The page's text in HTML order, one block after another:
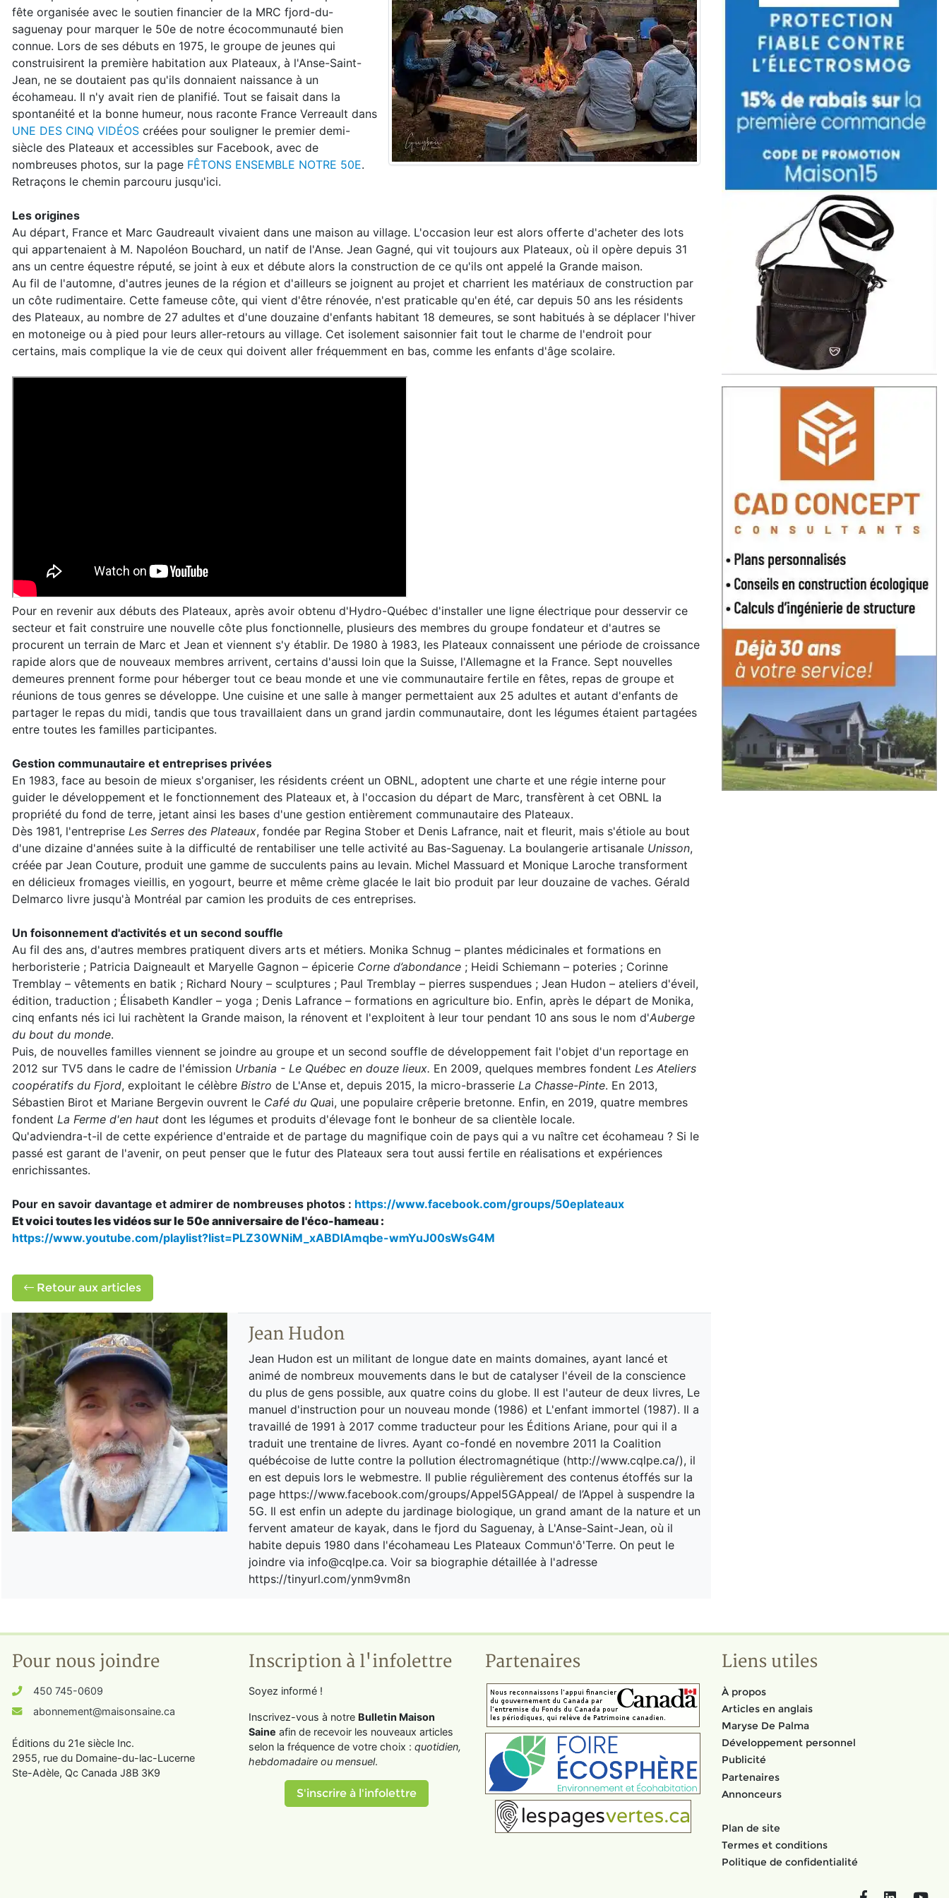
fête organisée avec le soutien financier de la MRC fjord-du-
saguenay pour marquer le 50e de notre écocommunauté bien
connue. Lors de ses débuts en 1975, le groupe de jeunes qui
construisirent la première habitation aux Plateaux, à l'Anse-Saint-
Jean, ne se doutaient pas qu'ils donnaient naissance à un
écohameau. Il n'y avait rien de planifié. Tout se faisait dans la
spontanéité et la bonne humeur, nous raconte France Verreault dans
UNE DES CINQ VIDÉOS créées pour souligner le premier demi-
siècle des Plateaux et accessibles sur Facebook, avec de
nombreuses photos, sur la page FÊTONS ENSEMBLE NOTRE 50E.
Retraçons le chemin parcouru jusqu'ici.
Les origines
Au départ, France et Marc Gaudreault vivaient dans une maison au village. L'occasion leur est alors offerte d'acheter des lots
qui appartenaient à M. Napoléon Bouchard, un natif de l'Anse. Jean Gagné, qui vit toujours aux Plateaux, où il opère depuis 31
ans un centre équestre réputé, se joint à eux et débute alors la construction de ce qu'ils ont appelé la Grande maison.
Au fil de l'automne, d'autres jeunes de la région et d'ailleurs se joignent au projet et charrient les matériaux de construction par
un côte rudimentaire. Cette fameuse côte, qui vient d'être rénovée, n'est praticable qu'en été, car depuis 50 ans les résidents
des Plateaux, au nombre de 27 adultes et d'une douzaine d'enfants habitant 18 demeures, se sont habitués à se déplacer l'hiver
en motoneige ou à pied pour leurs aller-retours au village. Cet isolement saisonnier fait tout le charme de l'endroit pour
certains, mais complique la vie de ceux qui doivent aller fréquemment en bas, comme les enfants d'âge scolaire.
Pour en revenir aux débuts des Plateaux, après avoir obtenu d'Hydro-Québec d'installer une ligne électrique pour desservir ce
secteur et fait construire une nouvelle côte plus fonctionnelle, plusieurs des membres du groupe fondateur et d'autres se
procurent un terrain de Marc et Jean et viennent s'y établir. De 1980 à 1983, les Plateaux connaissent une période de croissance
rapide alors que de nouveaux membres arrivent, certains d'aussi loin que la Suisse, l'Allemagne et la France. Sept nouvelles
demeures prennent forme pour héberger tout ce beau monde et une vie communautaire fertile en fêtes, repas de groupe et
réunions de tous genres se développe. Une cuisine et une salle à manger permettaient aux 25 adultes et autant d'enfants de
partager le repas du midi, tandis que tous travaillaient dans un grand jardin communautaire, dont les légumes étaient partagées
entre toutes les familles participantes.
Gestion communautaire et entreprises privées
En 1983, face au besoin de mieux s'organiser, les résidents créent un OBNL, adoptent une charte et une régie interne pour
guider le développement et le fonctionnement des Plateaux et, à l'occasion du départ de Marc, transfèrent à cet OBNL la
propriété du fond de terre, jetant ainsi les bases d'une gestion entièrement communautaire des Plateaux.
Dès 1981, l'entreprise Les Serres des Plateaux, fondée par Regina Stober et Denis Lafrance, nait et fleurit, mais s'étiole au bout
d'une dizaine d'années suite à la difficulté de rentabiliser une telle activité au Bas-Saguenay. La boulangerie artisanale Unisson,
créée par Jean Couture, produit une gamme de succulents pains au levain. Michel Massuard et Monique Laroche transforment
en délicieux fromages vieillis, en yogourt, beurre et même crème glacée le lait bio produit par leur douzaine de vaches. Gérald
Delmarco livre jusqu'à Montréal par camion les produits de ces entreprises.
Un foisonnement d'activités et un second souffle
Au fil des ans, d'autres membres pratiquent divers arts et métiers. Monika Schnug – plantes médicinales et formations en
herboristerie ; Patricia Daigneault et Maryelle Gagnon – épicerie Corne d’abondance ; Heidi Schiemann – poteries ; Corinne
Tremblay – vêtements en batik ; Richard Noury – sculptures ; Paul Tremblay – pierres suspendues ; Jean Hudon – ateliers d'éveil,
édition, traduction ; Élisabeth Kandler – yoga ; Denis Lafrance – formations en agriculture bio. Enfin, après le départ de Monika,
cinq enfants nés ici lui rachètent la Grande maison, la rénovent et l'exploitent à leur tour pendant 10 ans sous le nom d'Auberge
du bout du monde.
Puis, de nouvelles familles viennent se joindre au groupe et un second souffle de développement fait l'objet d'un reportage en
2012 sur TV5 dans le cadre de l'émission Urbania - Le Québec en douze lieux. En 2009, quelques membres fondent Les Ateliers
coopératifs du Fjord, exploitant le célèbre Bistro de L'Anse et, depuis 2015, la micro-brasserie La Chasse-Pinte. En 2013,
Sébastien Birot et Mariane Bergevin ouvrent le Café du Quai, une populaire crêperie bretonne. Enfin, en 2019, quatre membres
fondent La Ferme d'en haut dont les légumes et produits d'élevage font le bonheur de sa clientèle locale.
Qu'adviendra-t-il de cette expérience d'entraide et de partage du magnifique coin de pays qui a vu naître cet écohameau ? Si le
passé est garant de l'avenir, on peut penser que le futur des Plateaux sera tout aussi fertile en réalisations et expériences
enrichissantes.
Pour en savoir davantage et admirer de nombreuses photos : https://www.facebook.com/groups/50eplateaux
Et voici toutes les vidéos sur le 50e anniversaire de l'éco-hameau :
https://www.youtube.com/playlist?list=PLZ30WNiM_xABDlAmqbe-wmYuJ00sWsG4M
Retour aux articles
Jean Hudon
Jean Hudon est un militant de longue date en maints domaines, ayant lancé et
animé de nombreux mouvements dans le but de catalyser l'éveil de la conscience
du plus de gens possible, aux quatre coins du globe. Il est l'auteur de deux livres, Le
manuel d'instruction pour un nouveau monde (1986) et L'enfant immortel (1987). Il a
travaillé de 1991 à 2017 comme traducteur pour les Éditions Ariane, pour qui il a
traduit une trentaine de livres. Ayant co-fondé en novembre 2011 la Coalition
québécoise de lutte contre la pollution électromagnétique (http://www.cqlpe.ca/), il
en est depuis lors le webmestre. Il publie régulièrement des contenus étoffés sur la
page https://www.facebook.com/groups/Appel5GAppeal/ de l’Appel à suspendre la
5G. Il est enfin un adepte du jardinage biologique, un grand amant de la nature et un
fervent amateur de kayak, dans le fjord du Saguenay, à L'Anse-Saint-Jean, où il
habite depuis 1980 dans l'écohameau Les Plateaux Commun'ô'Terre. On peut le
joindre via info@cqlpe.ca. Voir sa biographie détaillée à l'adresse
https://tinyurl.com/ynm9vm8n
Pour nous joindre
450 745-0609
abonnement@maisonsaine.ca
Éditions du 21e siècle Inc.
2955, rue du Domaine-du-lac-Lucerne
Ste-Adèle, Qc Canada J8B 3K9
Inscription à l'infolettre
Soyez informé !
Inscrivez-vous à notre Bulletin Maison
Saine afin de recevoir les nouveaux articles
selon la fréquence de votre choix : quotidien,
hebdomadaire ou mensuel.
S'inscrire à l'infolettre
Partenaires Liens utiles
À propos
Articles en anglais
Maryse De Palma
Développement personnel
Publicité
Partenaires
Annonceurs
Plan de site
Termes et conditions
Politique de confidentialité